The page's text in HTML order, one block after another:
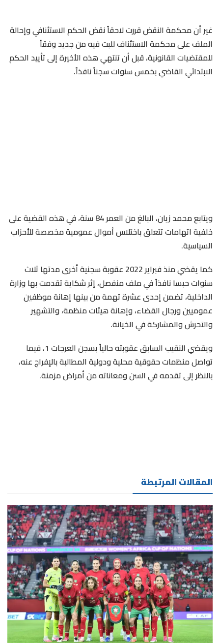
غير أن محكمة النقض قررت لاحقاً نقض الحكم الاستئنافي وإحالة
الملف على محكمة الاستئناف للبت فيه من جديد وفقاً
للمقتضيات القانونية، قبل أن تنتهي هذه الأخيرة إلى تأييد الحكم
الابتدائي القاضي بخمس سنوات سجناً نافذاً.
ويتابع محمد زيان، البالغ من العمر 84 سنة، في هذه القضية على
خلفية اتهامات تتعلق باختلاس أموال عمومية مخصصة للأحزاب
السياسية.
كما يقضي منذ فبراير 2022 عقوبة سجنية أخرى مدتها ثلاث
سنوات حبسا نافذاً في ملف منفصل، إثر شكاية تقدمت بها وزارة
الداخلية، تضمن إحدى عشرة تهمة من بينها إهانة موظفين
عموميين ورجال القضاء، وإهانة هيئات منظمة، والتشهير
والتحرش والمشاركة في الخيانة.
ويقضي النقيب السابق عقوبته حالياً بسجن العرجات 1، فيما
تواصل منظمات حقوقية محلية ودولية المطالبة بالإفراج عنه،
بالنظر إلى تقدمه في السن ومعاناته من أمراض مزمنة.
المقالات المرتبطة